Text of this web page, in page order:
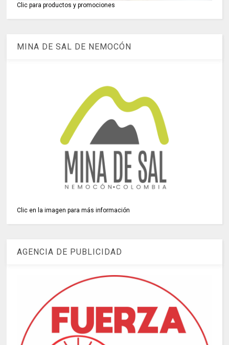
Clic para productos y promociones
MINA DE SAL DE NEMOCÓN
Clic en la imagen para más información
AGENCIA DE PUBLICIDAD